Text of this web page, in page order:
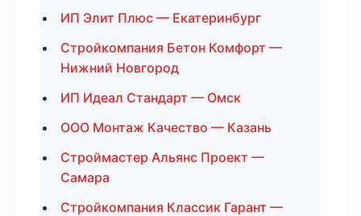
ИП Элит Плюс — Екатеринбург
Стройкомпания Бетон Комфорт —
Нижний Новгород
ИП Идеал Стандарт — Омск
ООО Монтаж Качество — Казань
Строймастер Альянс Проект —
Самара
Стройкомпания Классик Гарант —